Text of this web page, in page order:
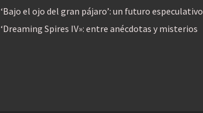
‘Bajo el ojo del gran pájaro’: un futuro especulativo
‘Dreaming Spires IV»: entre anécdotas y misterios